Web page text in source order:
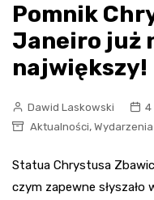
Pomnik
Janeiro już
największy!
Dawid Laskowski
4
Aktualności, Wydarzenia
Statua Chrystusa
czym zapewne słyszało